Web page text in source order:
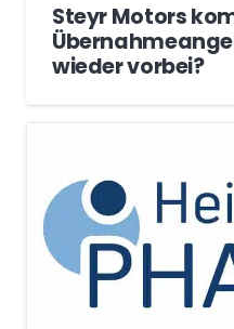
Steyr Motors
wieder vorbei?